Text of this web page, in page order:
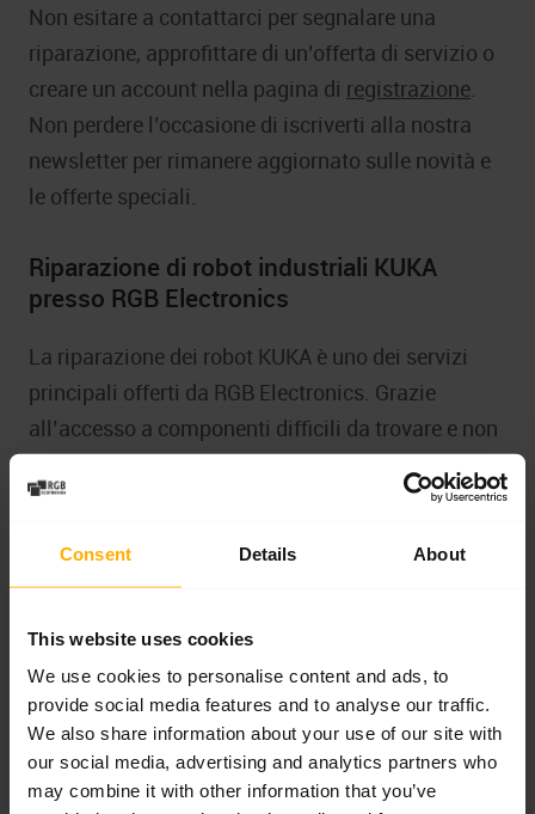
Consent Details About
This website uses cookies
We use cookies to personalise content and ads, to
provide social media features and to analyse our traffic.
We also share information about your use of our site with
our social media, advertising and analytics partners who
may combine it with other information that you’ve
Non esitare a contattarci per segnalare una
riparazione, approfittare di un’offerta di servizio o
creare un account nella pagina di registrazione.
Non perdere l’occasione di iscriverti alla nostra
newsletter per rimanere aggiornato sulle novità e
le offerte speciali.
Riparazione di robot industriali KUKA
presso RGB Electronics
La riparazione dei robot KUKA è uno dei servizi
principali offerti da RGB Electronics. Grazie
all’accesso a componenti difficili da trovare e non
di produzione, l’azienda è in grado di rimettere a
nuovo anche le macchine più complesse. È